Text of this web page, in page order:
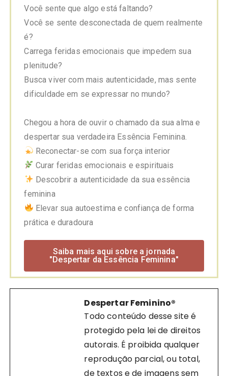
Você sente que algo está faltando?
Você se sente desconectada de quem realmente
é?
Carrega feridas emocionais que impedem sua
plenitude?
Busca viver com mais autenticidade, mas sente
dificuldade em se expressar no mundo?
Chegou a hora de ouvir o chamado da sua alma e
despertar sua verdadeira Essência Feminina.
Reconectar-se com sua força interior
Curar feridas emocionais e espirituais
Descobrir a autenticidade da sua essência
feminina
Elevar sua autoestima e confiança de forma
prática e duradoura
Saiba mais aqui sobre a jornada
"Despertar da Essência Feminina"
Despertar Feminino®
Todo conteúdo desse site é
protegido pela lei de direitos
autorais. É proibida qualquer
reprodução parcial, ou total,
de textos e de imagens sem